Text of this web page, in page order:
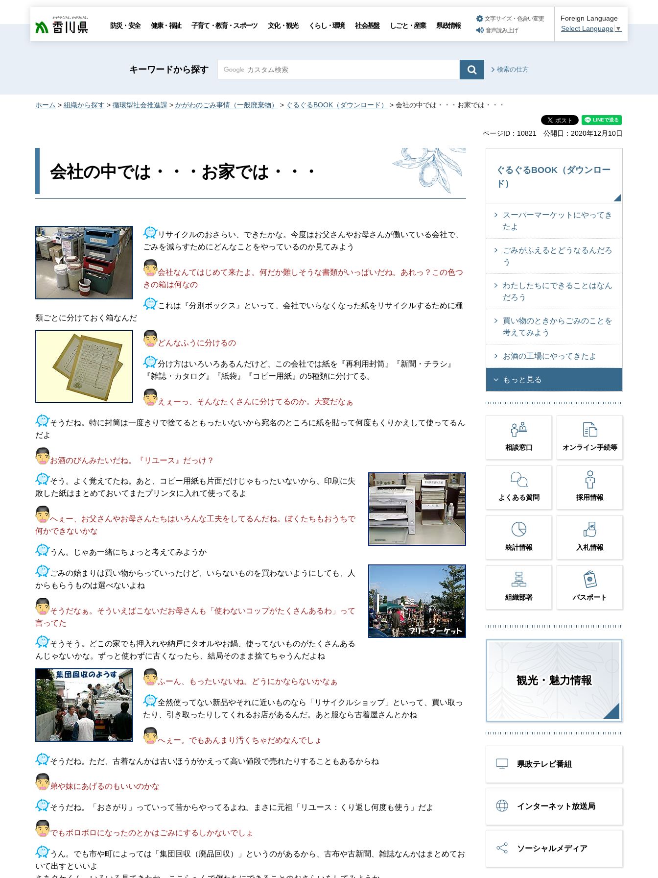
香川県 防災・安全 健康・福祉 子育て・教育・スポーツ 文化・観光 くらし・環境 社会基盤 しごと・産業 県政情報
文字サイズ・色合い変更
音声読み上げ
Foreign Language
Select Language ▼
キーワードから探す 検索の仕方
ホーム > 組織から探す > 循環型社会推進課 > かがわのごみ事情（一般廃棄物） > ぐるぐるBOOK（ダウンロード） > 会社の中では・・・お家では・・・
ページID：10821 公開日：2020年12月10日
会社の中では・・・お家では・・・
リサイクルのおさらい、できたかな。今度はお父さんやお母さんが働いている会社で、
ごみを減らすためにどんなことをやっているのか見てみよう
会社なんてはじめて来たよ。何だか難しそうな書類がいっぱいだね。あれっ？この色つ
きの箱は何なの
これは『分別ボックス』といって、会社でいらなくなった紙をリサイクルするために種
類ごとに分けておく箱なんだ
どんなふうに分けるの
分け方はいろいろあるんだけど、この会社では紙を『再利用封筒』『新聞・チラシ』
『雑誌・カタログ』『紙袋』『コピー用紙』の5種類に分けてる。
えぇーっ、そんなたくさんに分けてるのか。大変だなぁ
そうだね。特に封筒は一度きりで捨てるともったいないから宛名のところに紙を貼って何度もくりかえして使ってるん
だよ
お酒のびんみたいだね。『リユース』だっけ？
そう。よく覚えてたね。あと、コピー用紙も片面だけじゃもったいないから、印刷に失
敗した紙はまとめておいてまたプリンタに入れて使ってるよ
へぇー、お父さんやお母さんたちはいろんな工夫をしてるんだね。ぼくたちもおうちで
何かできないかな
うん。じゃあ一緒にちょっと考えてみようか
ごみの始まりは買い物からっていったけど、いらないものを買わないようにしても、人
からもらうものは選べないよね
そうだなぁ。そういえばこないだお母さんも「使わないコップがたくさんあるわ」って
言ってた
そうそう。どこの家でも押入れや納戸にタオルやお鍋、使ってないものがたくさんある
んじゃないかな。ずっと使わずに古くなったら、結局そのまま捨てちゃうんだよね
ふーん、もったいないね。どうにかならないかなぁ
全然使ってない新品やそれに近いものなら「リサイクルショップ」といって、買い取っ
たり、引き取ったりしてくれるお店があるんだ。あと服なら古着屋さんとかね
へぇー。でもあんまり汚くちゃだめなんでしょ
そうだね。ただ、古着なんかは古いほうがかえって高い値段で売れたりすることもあるからね
弟や妹にあげるのもいいのかな
そうだね。「おさがり」っていって昔からやってるよね。まさに元祖「リユース：くり返し何度も使う」だよ
でもボロボロになったのとかはごみにするしかないでしょ
うん。でも市や町によっては「集団回収（廃品回収）」というのがあるから、古布や古新聞、雑誌なんかはまとめてお
いて出すといいよ
ぐるぐるBOOK（ダウンロー
ド）
スーパーマーケットにやってき
たよ
ごみがふえるとどうなるんだろ
う
わたしたちにできることはなん
だろう
買い物のときからごみのことを
考えてみよう
お酒の工場にやってきたよ
もっと見る
相談窓口 オンライン手続等
よくある質問 採用情報
統計情報 入札情報
組織部署 パスポート
観光・魅力情報
県政テレビ番組
インターネット放送局
ソーシャルメディア